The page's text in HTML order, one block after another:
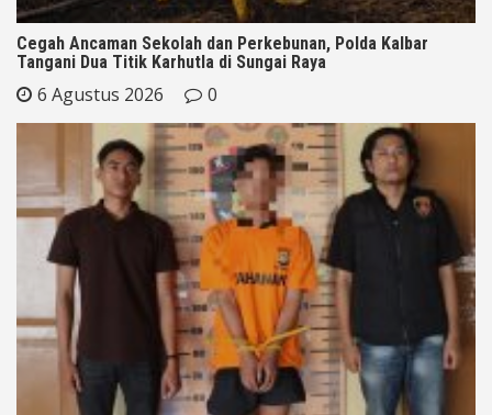
Cegah Ancaman Sekolah dan Perkebunan, Polda Kalbar
Tangani Dua Titik Karhutla di Sungai Raya
6 Agustus 2026 0